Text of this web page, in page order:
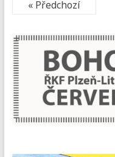
« Předchozí